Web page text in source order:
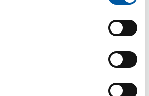
rond geschild